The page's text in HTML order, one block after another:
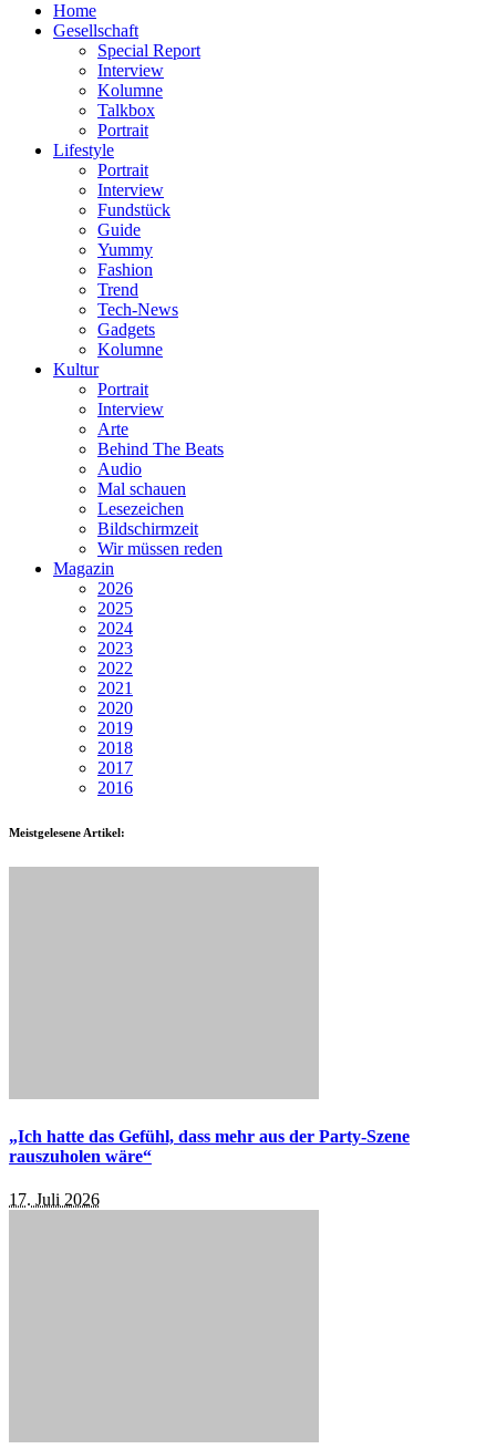
Home
Gesellschaft
Special Report
Interview
Kolumne
Talkbox
Portrait
Lifestyle
Portrait
Interview
Fundstück
Guide
Yummy
Fashion
Trend
Tech-News
Gadgets
Kolumne
Kultur
Portrait
Interview
Arte
Behind The Beats
Audio
Mal schauen
Lesezeichen
Bildschirmzeit
Wir müssen reden
Magazin
2026
2025
2024
2023
2022
2021
2020
2019
2018
2017
2016
Meistgelesene Artikel:
„Ich hatte das Gefühl, dass mehr aus der Party-Szene
rauszuholen wäre“
17. Juli 2026